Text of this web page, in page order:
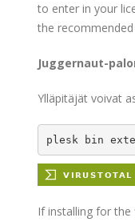
to enter in your
the
Juggernaut-
Ylläpitäjät voivat
plesk bin
If installing for the